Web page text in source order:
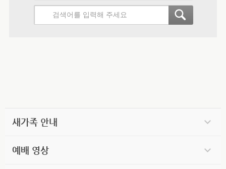
새가족 안내
예배 영상